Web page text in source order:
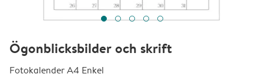
Ögonblicksbilder och skrift
Fotokalender A4 Enkel